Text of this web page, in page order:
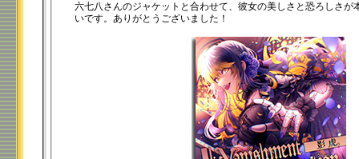
六七八さんのジャケットと合わせて、彼女の美しさと恐ろしさが
いです。ありがとうございました！